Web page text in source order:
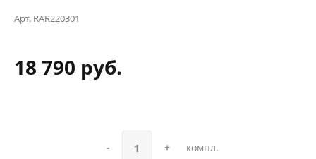
Арт. RAR220301
18 790 руб.
- + компл.